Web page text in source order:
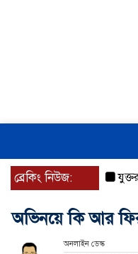
ব্রেকিং নিউজ:
অভিনয়ে কি আর
অনলাইন ডেস্ক